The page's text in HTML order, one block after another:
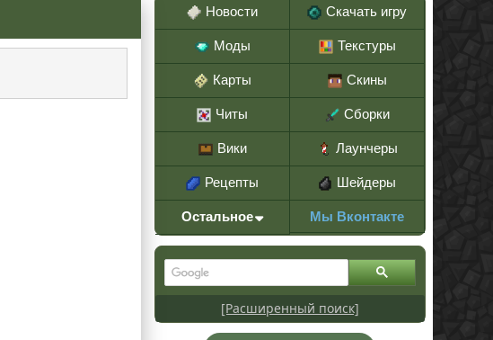
Новости Скачать игру
Моды Текстуры
Карты Скины
Читы Сборки
Вики Лаунчеры
Рецепты Шейдеры
Остальное Мы Вконтакте
[Расширенный поиск]